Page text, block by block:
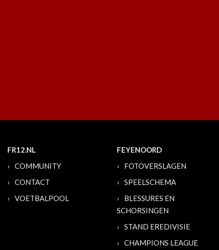
FR12.NL
COMMUNITY
CONTACT
VOETBALPOOL
FEYENOORD
FOTOVERSLAGEN
SPEELSCHEMA
BLESSURES EN
SCHORSINGEN
STAND EREDIVISIE
CHAMPIONS LEAGUE